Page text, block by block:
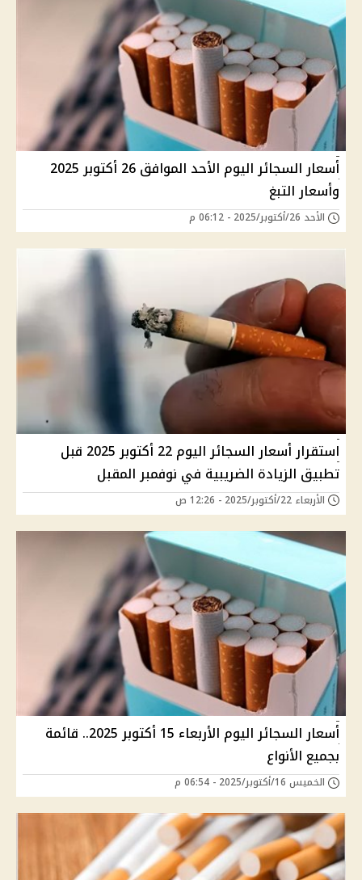
أسعار السجائر اليوم الأحد الموافق 26 أكتوبر 2025
وأسعار التبغ
الأحد 26/أكتوبر/2025 - 06:12 م
استقرار أسعار السجائر اليوم 22 أكتوبر 2025 قبل
تطبيق الزيادة الضريبية في نوفمبر المقبل
الأربعاء 22/أكتوبر/2025 - 12:26 ص
أسعار السجائر اليوم الأربعاء 15 أكتوبر 2025.. قائمة
بجميع الأنواع
الخميس 16/أكتوبر/2025 - 06:54 م